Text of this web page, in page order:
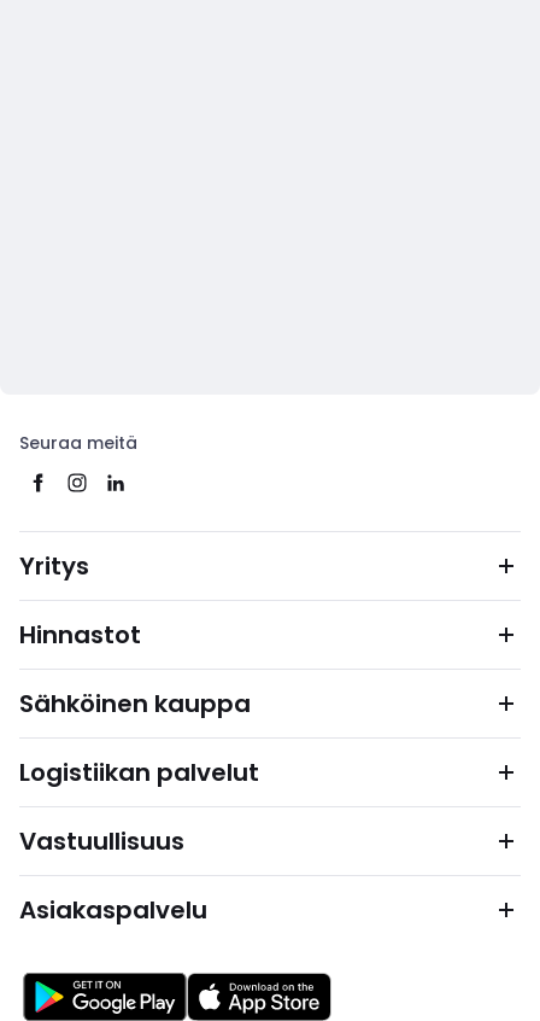
Seuraa meitä
Yritys
Hinnastot
Sähköinen kauppa
Logistiikan palvelut
Vastuullisuus
Asiakaspalvelu